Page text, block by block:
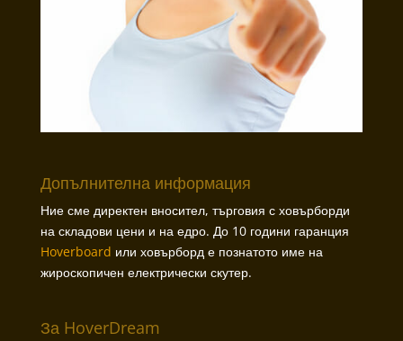
Допълнителна информация
Ние сме директен вносител, търговия с ховърборди
на складови цени и на едро. До 10 години гаранция
Hoverboard или ховърборд е познатото име на
жироскопичен електрически скутер.
За HoverDream